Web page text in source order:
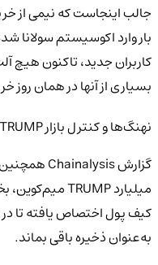
کاربران جدید، تاکنون هیچ
بسیاری از آنها در همان روز
نهنگ‌ها و کنترل بازار TRUMP
کیف پول اختصاص یافته تا
به‌عنوان ذخیره باقی بماند.